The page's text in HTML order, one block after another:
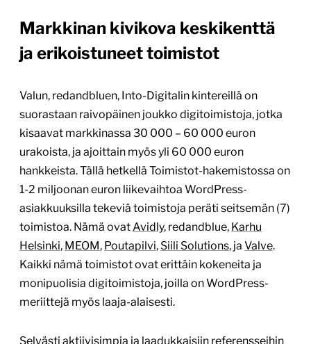
Markkinan kivikova keskikenttä
ja erikoistuneet toimistot
Valun, redandbluen, Into-Digitalin kintereillä on
suorastaan raivopäinen joukko digitoimistoja, jotka
kisaavat markkinassa 30 000 – 60 000 euron
urakoista, ja ajoittain myös yli 60 000 euron
hankkeista. Tällä hetkellä Toimistot-hakemistossa on
1-2 miljoonan euron liikevaihtoa WordPress-
asiakkuuksilla tekeviä toimistoja peräti seitsemän (7)
toimistoa. Nämä ovat Avidly, redandblue, Karhu
Helsinki, MEOM, Poutapilvi, Siili Solutions, ja Valve.
Kaikki nämä toimistot ovat erittäin kokeneita ja
monipuolisia digitoimistoja, joilla on WordPress-
meriittejä myös laaja-alaisesti.
Selvästi aktiivisimpia ja laadukkaisiin referensseihin